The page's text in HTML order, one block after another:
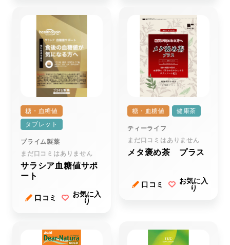
糖・血糖値
タブレット
プライム製薬
まだ口コミはありません
サラシア血糖値サポ
ート
口コミ
お気に入
り
糖・血糖値 健康茶
ティーライフ
まだ口コミはありません
メタ褒め茶 プラス
口コミ
お気に入
り